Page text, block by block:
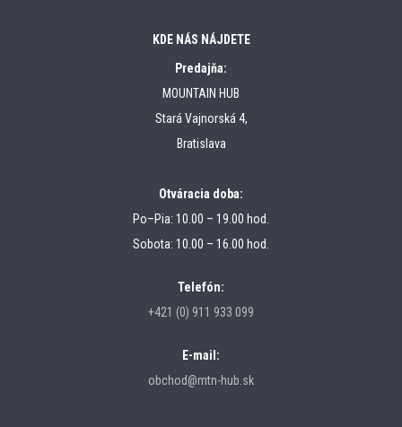
KDE NÁS NÁJDETE
Predajňa:
MOUNTAIN HUB
Stará Vajnorská 4,
Bratislava
Otváracia doba:
Po–Pia: 10.00 – 19.00 hod.
Sobota: 10.00 – 16.00 hod.
Telefón:
+421 (0) 911 933 099
E-mail:
obchod@mtn-hub.sk